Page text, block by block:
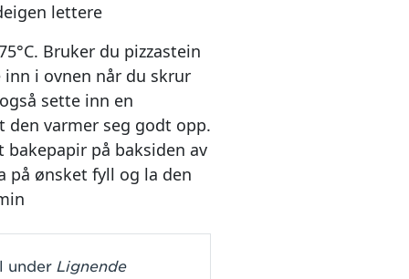
lettere
Bruker du pizzastein
i ovnen når du skrur
sette inn en
den varmer seg godt opp.
bakepapir på baksiden av
på ønsket fyll og la den
under Lignende